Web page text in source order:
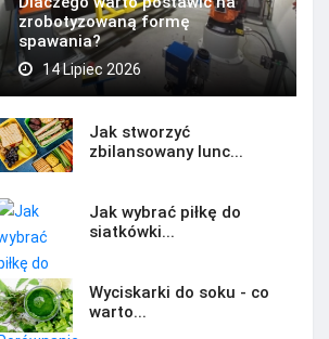
zrobotyzowaną formę
spawania?
14 Lipiec 2026
Jak stworzyć
zbilansowany lunc...
Jak wybrać piłkę do
siatkówki...
Wyciskarki do soku - co
warto...